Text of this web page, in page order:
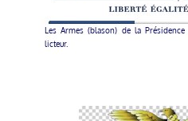
Les Armes (blason) de la
licteur.